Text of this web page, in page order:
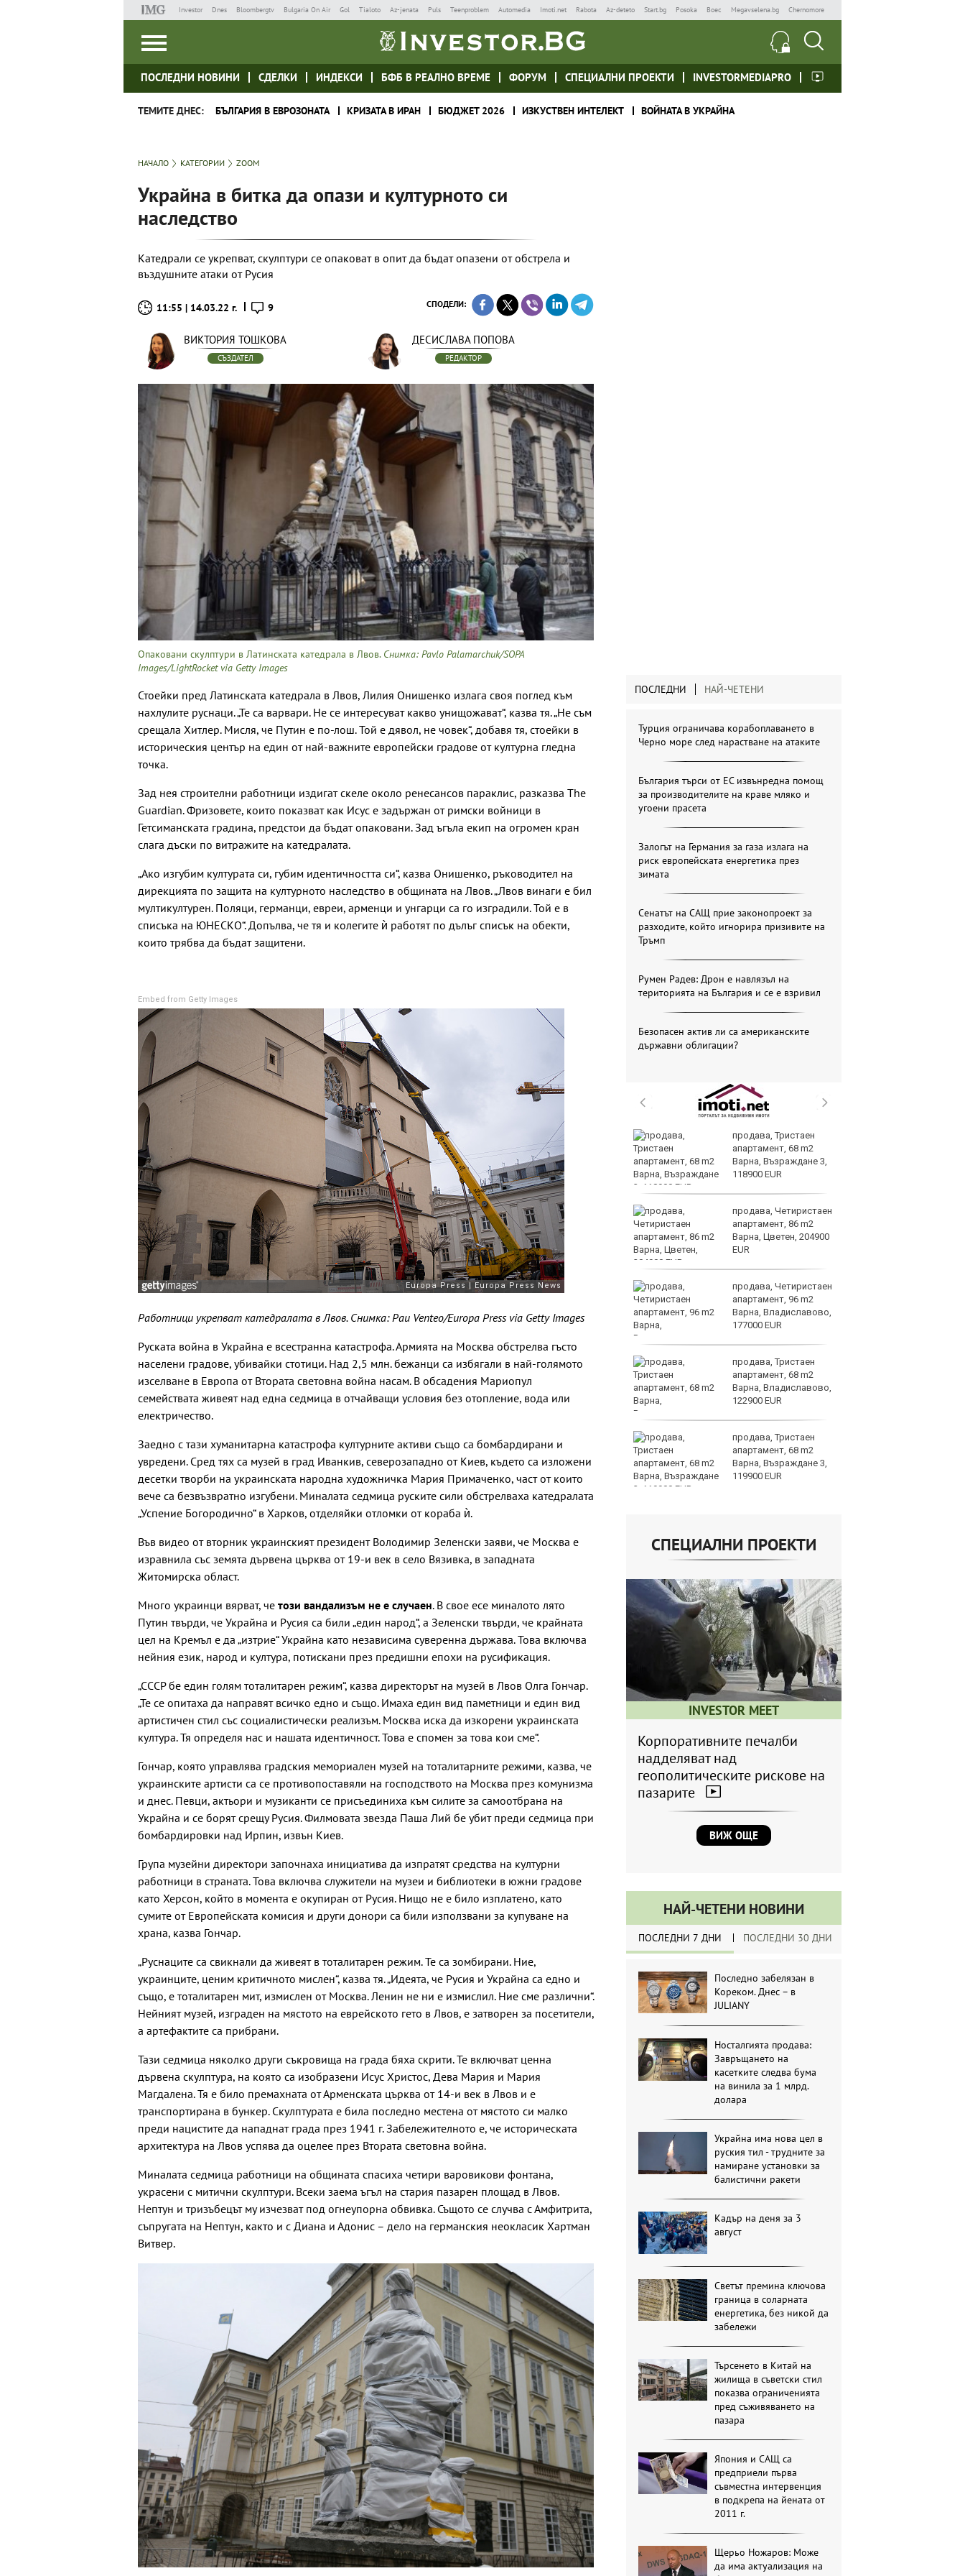
Investor Dnes Bloombergtv Bulgaria On Air Gol Tialoto Az-jenata Puls Teenproblem Automedia Imoti.net Rabota Az-deteto Start.bg Posoka Boec Megavselena.bg Chernomore
ПОСЛЕДНИ НОВИНИ СДЕЛКИ ИНДЕКСИ БФБ В РЕАЛНО ВРЕМЕ ФОРУМ СПЕЦИАЛНИ ПРОЕКТИ INVESTORMEDIAPRO
ТЕМИТЕ ДНЕС: БЪЛГАРИЯ В ЕВРОЗОНАТА КРИЗАТА В ИРАН БЮДЖЕТ 2026 ИЗКУСТВЕН ИНТЕЛЕКТ ВОЙНАТА В УКРАЙНА
НАЧАЛО КАТЕГОРИИ ZOOM
Украйна в битка да опази и културното си
наследство
Катедрали се укрепват, скулптури се опаковат в опит да бъдат опазени от обстрела и
въздушните атаки от Русия
11:55 | 14.03.22 г. 9 СПОДЕЛИ:
ВИКТОРИЯ ТОШКОВА
СЪЗДАТЕЛ
ДЕСИСЛАВА ПОПОВА
РЕДАКТОР
Опаковани скулптури в Латинската катедрала в Лвов. Снимка: Pavlo Palamarchuk/SOPA
Images/LightRocket via Getty Images
Стоейки пред Латинската катедрала в Лвов, Лилия Онишенко излага своя поглед към
нахлулите руснаци. „Те са варвари. Не се интересуват какво унищожават“, казва тя. „Не съм
срещала Хитлер. Мисля, че Путин е по-лош. Той е дявол, не човек“, добавя тя, стоейки в
историческия център на един от най-важните европейски градове от културна гледна
точка.
Зад нея строителни работници издигат скеле около ренесансов параклис, разказва The
Guardian.Фризовете, които показват как Исус е задържан от римски войници в
Гетсиманската градина, предстои да бъдат опаковани. Зад ъгъла екип на огромен кран
слага дъски по витражите на катедралата.
„Ако изгубим културата си, губим идентичността си“, казва Онишенко, ръководител на
дирекцията по защита на културното наследство в общината на Лвов. „Лвов винаги е бил
мултикултурен. Поляци, германци, евреи, арменци и унгарци са го изградили. Той е в
списъка на ЮНЕСКО“. Допълва, че тя и колегите ѝ работят по дълъг списък на обекти,
които трябва да бъдат защитени.
Embed from Getty Images
Работници укрепват катедралата в Лвов. Снимка: Pau Venteo/Europa Press via Getty Images
Руската война в Украйна е всестранна катастрофа. Армията на Москва обстрелва гъсто
населени градове, убивайки стотици. Над 2,5 млн. бежанци са избягали в най-голямото
изселване в Европа от Втората световна война насам. В обсадения Мариопул
семействата живеят над една седмица в отчайващи условия без отопление, вода или
електричество.
Заедно с тази хуманитарна катастрофа културните активи също са бомбардирани и
увредени. Сред тях са музей в град Иванкив, северозападно от Киев, където са изложени
десетки творби на украинската народна художничка Мария Примаченко, част от които
вече са безвъзвратно изгубени. Миналата седмица руските сили обстрелваха катедралата
„Успение Богородично“ в Харков, отделяйки отломки от кораба ѝ.
Във видео от вторник украинският президент Володимир Зеленски заяви, че Москва е
изравнила със земята дървена църква от 19-и век в село Вязивка, в западната
Житомирска област.
Много украинци вярват, че този вандализъм не е случаен. В свое есе миналото лято
Путин твърди, че Украйна и Русия са били „един народ“, а Зеленски твърди, че крайната
цел на Кремъл е да „изтрие“ Украйна като независима суверенна държава. Това включва
нейния език, народ и култура, потискани през предишни епохи на русификация.
„СССР бе един голям тоталитарен режим“, казва директорът на музей в Лвов Олга Гончар.
„Те се опитаха да направят всичко едно и също. Имаха един вид паметници и един вид
артистичен стил със социалистически реализъм. Москва иска да изкорени украинската
култура. Тя определя нас и нашата идентичност. Това е спомен за това кои сме“.
Гончар, която управлява градския мемориален музей на тоталитарните режими, казва, че
украинските артисти са се противопоставяли на господството на Москва през комунизма
и днес. Певци, актьори и музиканти се присъединиха към силите за самоотбрана на
Украйна и се борят срещу Русия. Филмовата звезда Паша Лий бе убит преди седмица при
бомбардировки над Ирпин, извън Киев.
Група музейни директори започнаха инициатива да изпратят средства на културни
работници в страната. Това включва служители на музеи и библиотеки в южни градове
като Херсон, който в момента е окупиран от Русия. Нищо не е било изплатено, като
сумите от Европейската комисия и други донори са били използвани за купуване на
храна, казва Гончар.
„Руснаците са свикнали да живеят в тоталитарен режим. Те са зомбирани. Ние,
украинците, ценим критичното мислен“, казва тя. „Идеята, че Русия и Украйна са едно и
също, е тоталитарен мит, измислен от Москва. Ленин не ни е измислил. Ние сме различни“.
Нейният музей, изграден на мястото на еврейското гето в Лвов, е затворен за посетители,
а артефактите са прибрани.
Тази седмица няколко други съкровища на града бяха скрити. Те включват ценна
дървена скулптура, на която са изобразени Исус Христос, Дева Мария и Мария
Магдалена. Тя е било премахната от Арменската църква от 14-и век в Лвов и е
транспортирана в бункер. Скулптурата е била последно местена от мястото си малко
преди нацистите да нападнат града през 1941 г. Забележителното е, че историческата
архитектура на Лвов успява да оцелее през Втората световна война.
Миналата седмица работници на общината спасиха четири варовикови фонтана,
украсени с митични скулптури. Всеки заема ъгъл на стария пазарен площад в Лвов.
Нептун и тризъбецът му изчезват под огнеупорна обвивка. Същото се случва с Амфитрита,
съпругата на Нептун, както и с Диана и Адонис – дело на германския неокласик Хартман
Витвер.
ПОСЛЕДНИ НАЙ-ЧЕТЕНИ
Турция ограничава корабоплаването в
Черно море след нарастване на атаките
България търси от ЕС извънредна помощ
за производителите на краве мляко и
угоени прасета
Залогът на Германия за газа излага на
риск европейската енергетика през
зимата
Сенатът на САЩ прие законопроект за
разходите, който игнорира призивите на
Тръмп
Румен Радев: Дрон е навлязъл на
територията на България и се е взривил
Безопасен актив ли са американските
държавни облигации?
Министърът на
отбраната: Усилихме
наблюденията върху
въздушното
пространство, както и охраната
Камион спука гума в
движение и едва не
премаза кола
Петима от обвинените
в ареста
Какво ще бъде
популярна игра
продава, Тристаен
апартамент, 68 m2
Варна, Възраждане 3,
118900 EUR
продава, Четиристаен
апартамент, 86 m2
Варна, Цветен, 204900
EUR
продава, Четиристаен
апартамент, 96 m2
Варна, Владиславово,
177000 EUR
продава, Тристаен
апартамент, 68 m2
Варна, Владиславово,
122900 EUR
продава, Тристаен
апартамент, 68 m2
Варна, Възраждане 3,
119900 EUR
СПЕЦИАЛНИ ПРОЕКТИ
INVESTOR MEET
Корпоративните печалби
надделяват над
геополитическите рискове на
пазарите
ВИЖ ОЩЕ
НАЙ-ЧЕТЕНИ НОВИНИ
ПОСЛЕДНИ 7 ДНИ ПОСЛЕДНИ 30 ДНИ
Последно забелязан в
Кореком. Днес – в
JULIANY
Носталгията продава:
Завръщането на
касетките следва бума
на винила за 1 млрд.
долара
Украйна има нова цел в
руския тил - трудните за
намиране установки за
балистични ракети
Кадър на деня за 3
август
Светът премина ключова
граница в соларната
енергетика, без никой да
забележи
Търсенето в Китай на
жилища в съветски стил
показва ограниченията
пред съживяването на
пазара
Япония и САЩ са
предприели първа
съвместна интервенция
в подкрепа на йената от
2011 г.
Щерьо Ножаров: Може
да има актуализация на